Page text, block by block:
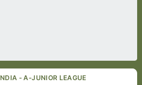
- A-JUNIOR LEAGUE